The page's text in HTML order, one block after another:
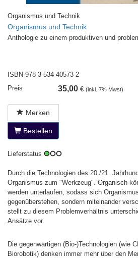
Organismus und Technik
Organismus und Technik
Anthologie zu einem produktiven und
ISBN 978-3-534-40573-2
Preis
35,00 € (inkl. 7% Mwst)
Merken
Bestellen
Lieferstatus
Durch die Technologien des 20./21.
Organismus zum "Werkzeug". Organisch-
werden unterlaufen, sodass sich
gegenüberstehen, sondern miteinander
stellt zu diesem Problemverhältnis
Ansätze vor.
Die gegenwärtigen (Bio-)Technologien (wie
Biorobotik) denken immer mehr über den